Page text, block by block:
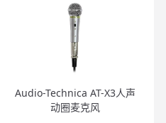
Audio-Technica AT-X3人声
动圈麦克风